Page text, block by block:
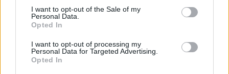
consent section.
I want to opt-out of the Sale of my
Personal Data.
Opted In
I want to opt-out of processing my
Personal Data for Targeted Advertising.
Opted In